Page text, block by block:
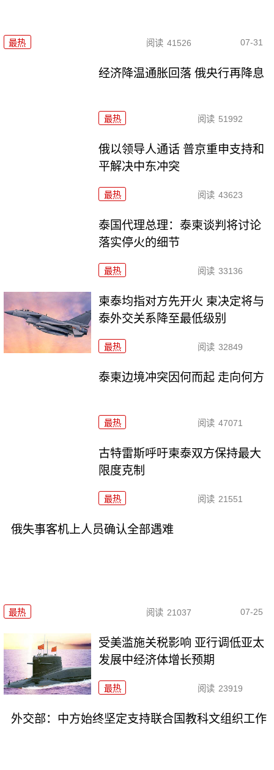
最热 阅读 41526 07-31
经济降温通胀回落 俄央行再降息
最热 阅读 51992
俄以领导人通话 普京重申支持和
平解决中东冲突
最热 阅读 43623
泰国代理总理：泰柬谈判将讨论
落实停火的细节
最热 阅读 33136
柬泰均指对方先开火 柬决定将与
泰外交关系降至最低级别
最热 阅读 32849
泰柬边境冲突因何而起 走向何方
最热 阅读 47071
古特雷斯呼吁柬泰双方保持最大
限度克制
最热 阅读 21551
俄失事客机上人员确认全部遇难
最热 阅读 21037 07-25
受美滥施关税影响 亚行调低亚太
发展中经济体增长预期
最热 阅读 23919
外交部：中方始终坚定支持联合国教科文组织工作